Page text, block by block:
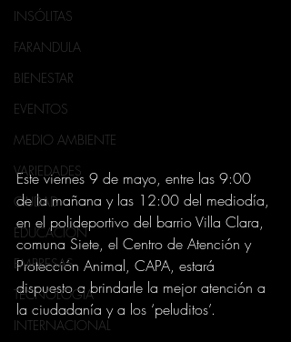
INSÓLITAS
FARANDULA
BIENESTAR
EVENTOS
MEDIO AMBIENTE
VARIEDADES
CIUDAD
EDUCACION
EMPRESAS
TECNOLOGIA
INTERNACIONAL
Este viernes 9 de mayo, entre las 9:00
de la mañana y las 12:00 del mediodía,
en el polideportivo del barrio Villa Clara,
comuna Siete, el Centro de Atención y
Protección Animal, CAPA, estará
dispuesto a brindarle la mejor atención a
la ciudadanía y a los ‘peluditos’.